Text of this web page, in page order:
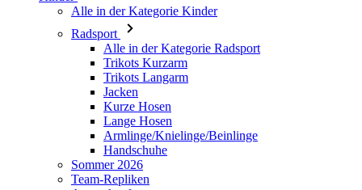
Trikots Langarm
Jacken
Kurze Hosen
Lange Hosen
Armlinge/Knielinge/Beinlinge
Handschuhe
Sommer 2026
Team-Repliken
Ausverkauf
Special Editions
Geschenkgutscheine
Individuelles Design
Stories